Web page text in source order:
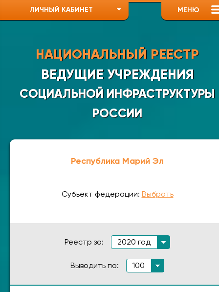
МЕНЮ
ЛИЧНЫЙ КАБИНЕТ
НАЦИОНАЛЬНЫЙ РЕЕСТР
ВЕДУЩИЕ УЧРЕЖДЕНИЯ
СОЦИАЛЬНОЙ ИНФРАСТРУКТУРЫ
РОССИИ
Республика Марий Эл
Субъект федерации: Выбрать
Реестр за: 2020 год
Выводить по: 100